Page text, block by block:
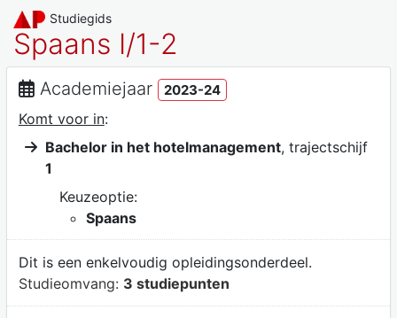
Studiegids
Spaans I/1-2
Academiejaar 2023-24
Komt voor in:
Bachelor in het hotelmanagement, trajectschijf
1
Keuzeoptie:
Spaans
Dit is een enkelvoudig opleidingsonderdeel.
Studieomvang: 3 studiepunten